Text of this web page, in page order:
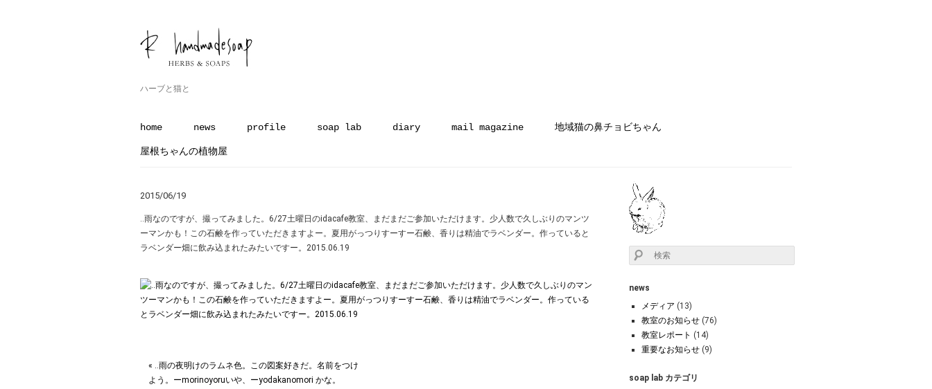
ハーブと猫と
home news profile soap lab diary mail magazine 地域猫の鼻チョビちゃん
屋根ちゃんの植物屋
2015/06/19
‥雨なのですが、撮ってみました。6/27土曜日のidacafe教室、まだまだご参加いただけます。少人数で久しぶりのマンツ
ーマンかも！この石鹸を作っていただきますよー。夏用がっつりすーすー石鹸、香りは精油でラベンダー。作っていると
ラベンダー畑に飲み込まれたみたいですー。2015.06.19
« ‥雨の夜明けのラムネ色。この図案好きだ。名前をつけ
よう。ーmorinoyoruいや、ーyodakanomori かな。
news
メディア (13)
教室のお知らせ (76)
教室レポート (14)
重要なお知らせ (9)
soap lab カテゴリ